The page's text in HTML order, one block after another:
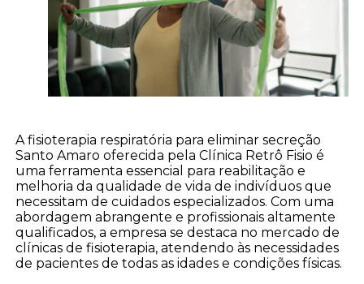
A fisioterapia respiratória para eliminar secreção
Santo Amaro oferecida pela Clínica Retrô Fisio é
uma ferramenta essencial para reabilitação e
melhoria da qualidade de vida de indivíduos que
necessitam de cuidados especializados. Com uma
abordagem abrangente e profissionais altamente
qualificados, a empresa se destaca no mercado de
clínicas de fisioterapia, atendendo às necessidades
de pacientes de todas as idades e condições físicas.